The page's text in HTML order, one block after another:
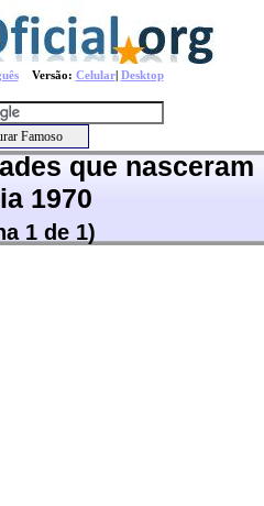
Versão: Celular| Desktop
que nasceram
1970
1 de 1)